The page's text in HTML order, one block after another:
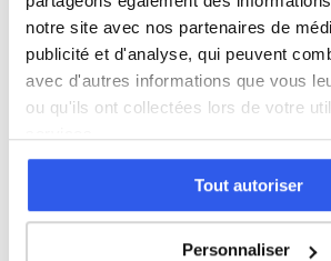
notre site avec nos partenaires de
publicité et d'analyse, qui peuvent
avec d'autres informations que vous
ou qu'ils ont collectées lors de votre
Tout autoriser
Personnaliser
Santé et
action
980 profs
Sc.
Autre 5 600 profs
Tous les niveaux en Action
à Issy-les-Moulineaux